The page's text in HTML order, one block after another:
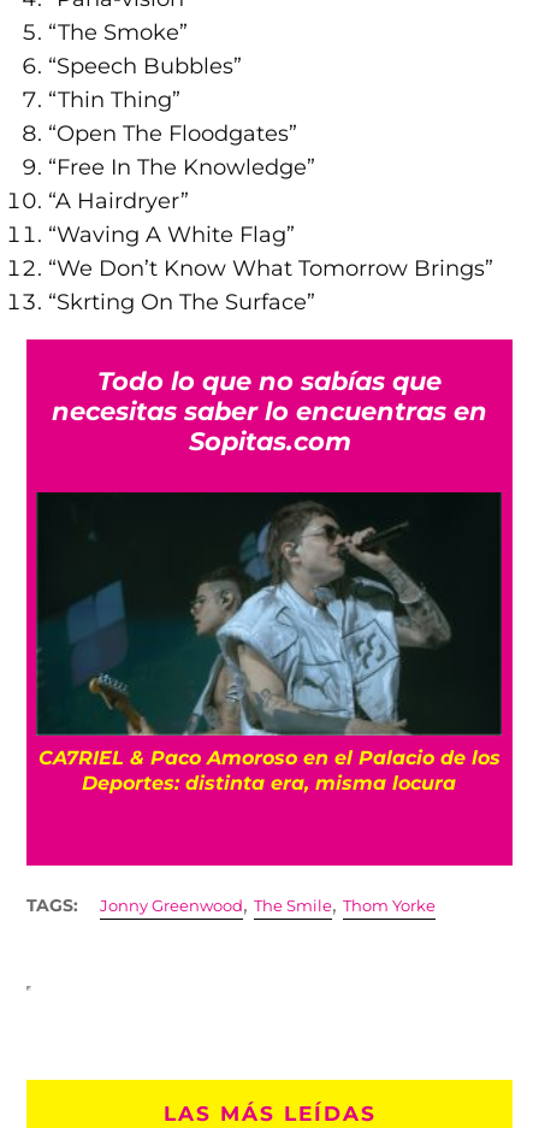
“The Smoke”
“Speech Bubbles”
“Thin Thing”
“Open The Floodgates”
“Free In The Knowledge”
“A Hairdryer”
“Waving A White Flag”
“We Don’t Know What Tomorrow Brings”
“Skrting On The Surface”
Todo lo que no sabías que
necesitas saber lo encuentras en
Sopitas.com
CA7RIEL & Paco Amoroso en el Palacio de los
Deportes: distinta era, misma locura
TAGS: Jonny Greenwood,The Smile,Thom Yorke
LAS MÁS LEÍDAS